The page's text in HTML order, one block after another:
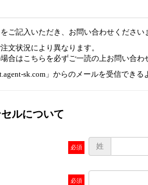
ご記入いただき、お問い合わせください
文状況により異なります。
合はこちら を必ずご一読の上お問い合わ
sk.com」からのメールを受信でき
ルについて
姓